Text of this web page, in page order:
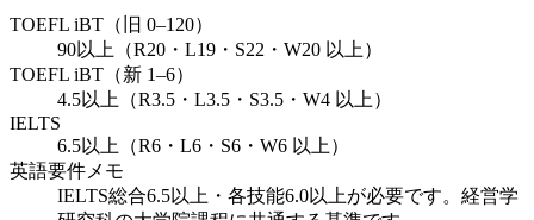
TOEFL iBT（旧 0–120）
90以上（R20・L19・S22・W20 以上）
TOEFL iBT（新 1–6）
4.5以上（R3.5・L3.5・S3.5・W4 以上）
IELTS
6.5以上（R6・L6・S6・W6 以上）
英語要件メモ
IELTS総合6.5以上・各技能6.0以上が必要です。経営学